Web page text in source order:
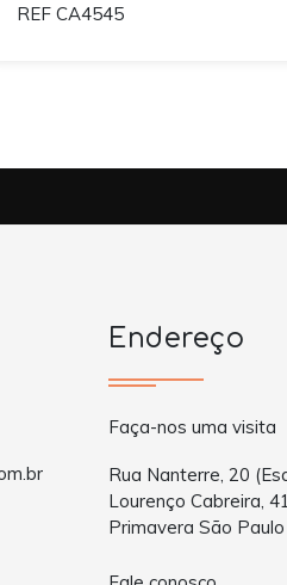
REF CA4545
Endereço
Faça-nos uma visita
Rua Nanterre, 20
Lourenço Cabreira,
Primavera São